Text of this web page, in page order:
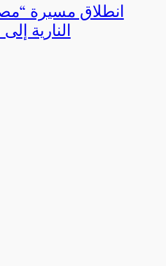
انطلاق مسيرة
النارية